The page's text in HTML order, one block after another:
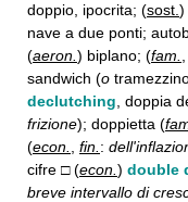
doppio, ipocrita; (sost. )
nave a due ponti;
(aeron. ) biplano; (fam.
sandwich (o
declutching , doppia
frizione); doppietta (
(econ. fin. :
cifre □ (econ. ) double
breve intervallo di